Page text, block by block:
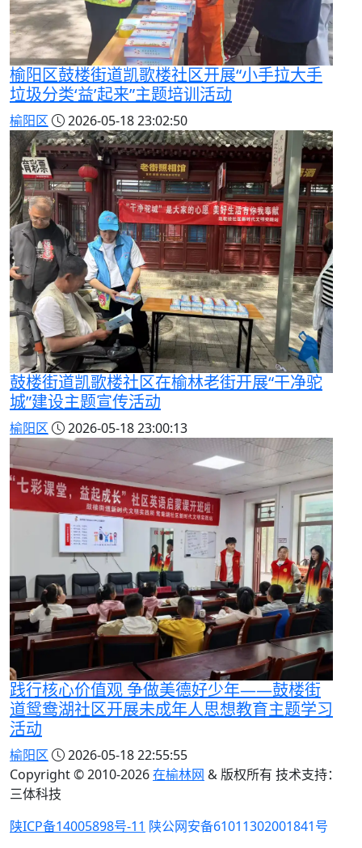
榆阳区鼓楼街道凯歌楼社区开展“小手拉大手
垃圾分类‘益’起来”主题培训活动
榆阳区 2026-05-18 23:02:50
鼓楼街道凯歌楼社区在榆林老街开展“干净驼
城”建设主题宣传活动
榆阳区 2026-05-18 23:00:13
践行核心价值观 争做美德好少年——鼓楼街
道鸳鸯湖社区开展未成年人思想教育主题学习
活动
榆阳区
2026-05-18 22:55:55
Copyright © 2010-2026在榆林网 & 版权所有 技术支持：
三体科技
陕ICP备14005898号-11 陕公网安备61011302001841号